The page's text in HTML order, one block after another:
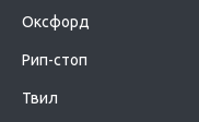
Оксфорд
Рип-стоп
Твил